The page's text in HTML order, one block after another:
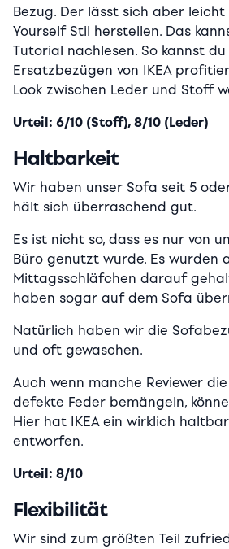
Bezug. Der lässt sich aber
Yourself Stil herstellen. Das
Tutorial nachlesen. So kannst du
Ersatzbezügen von IKEA
Look zwischen Leder und Stoff
Urteil: 6/10 (Stoff), 8/10 (Leder)
Haltbarkeit
Wir haben unser Sofa seit 5
hält sich überraschend gut.
Es ist nicht so, dass es nur von
Büro genutzt wurde. Es wurden
Mittagsschläfchen darauf
haben sogar auf dem Sofa
Natürlich haben wir die
und oft gewaschen.
Auch wenn manche Reviewer
defekte Feder bemängeln,
Hier hat IKEA ein wirklich
entworfen.
Urteil: 8/10
Flexibilität
Wir sind zum größten Teil